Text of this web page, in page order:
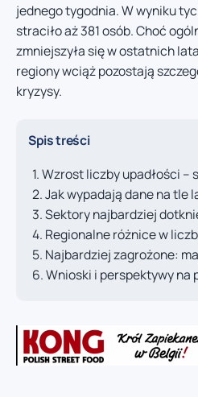
jednego tygodnia. W wyniku
straciło aż 381 osób. Choć
zmniejszyła się w ostatnich
regiony wciąż pozostają
kryzysy.
Spis treści
Wzrost liczby upadłości –
Jak wypadają dane na tle
Sektory najbardziej
Regionalne różnice w
Najbardziej zagrożone:
Wnioski i perspektywy na